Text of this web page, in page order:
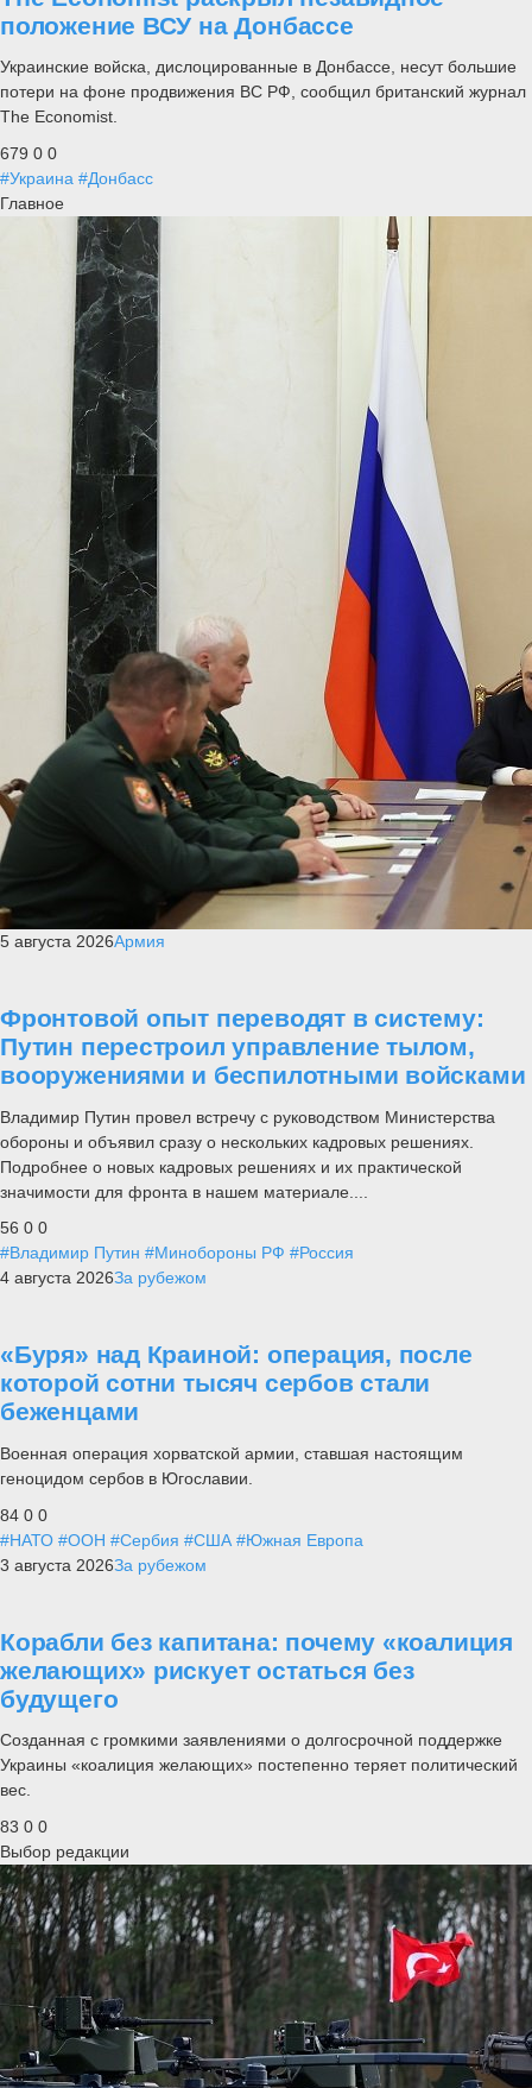
положение ВСУ на Донбассе
Украинские войска, дислоцированные в Донбассе, несут большие
потери на фоне продвижения ВС РФ, сообщил британский журнал
The Economist.
679 0 0
#Украина #Донбасс
Главное
5 августа 2026Армия
Фронтовой опыт переводят в систему:
Путин перестроил управление тылом,
вооружениями и беспилотными войсками
Владимир Путин провел встречу с руководством Министерства
обороны и объявил сразу о нескольких кадровых решениях.
Подробнее о новых кадровых решениях и их практической
значимости для фронта в нашем материале....
56 0 0
#Владимир Путин #Минобороны РФ #Россия
4 августа 2026За рубежом
«Буря» над Краиной: операция, после
которой сотни тысяч сербов стали
беженцами
Военная операция хорватской армии, ставшая настоящим
геноцидом сербов в Югославии.
84 0 0
#НАТО #ООН #Сербия #США #Южная Европа
3 августа 2026За рубежом
Корабли без капитана: почему «коалиция
желающих» рискует остаться без
будущего
Созданная с громкими заявлениями о долгосрочной поддержке
Украины «коалиция желающих» постепенно теряет политический
вес.
83 0 0
Выбор редакции